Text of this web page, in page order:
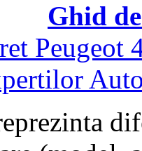
Ghid
Peugeot